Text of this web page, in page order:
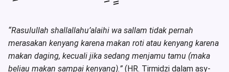
“Rasulullah shallallahu’alaihi wa sallam tidak pernah
merasakan kenyang karena makan roti atau kenyang karena
makan daging, kecuali jika sedang menjamu tamu (maka
beliau makan sampai kenyang).” (HR. Tirmidzi dalam asy-